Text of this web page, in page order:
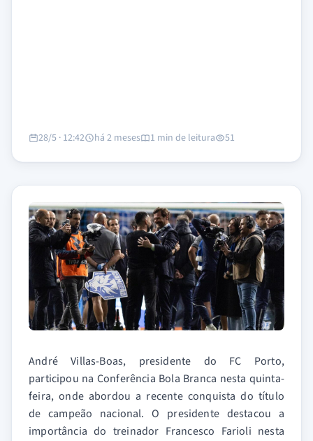
28/5 · 12:42 há 2 meses 1 min de leitura 51
André Villas-Boas, presidente do FC Porto,
participou na Conferência Bola Branca nesta quinta-
feira, onde abordou a recente conquista do título
de campeão nacional. O presidente destacou a
importância do treinador Francesco Farioli nesta